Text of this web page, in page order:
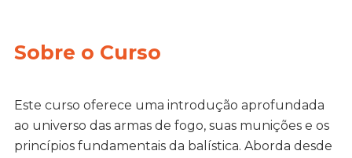
Sobre o Curso
Este curso oferece uma introdução aprofundada
ao universo das armas de fogo, suas munições e os
princípios fundamentais da balística. Aborda desde